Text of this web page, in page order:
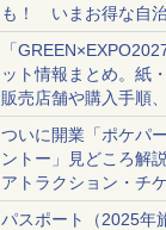
も！ いまお得な自治
め
「
ット情報まとめ。紙
販売店舗や購入手順、
ケットも解説
ついに開業「ポケパ
ントー」見どころ解
アトラクション・チケ
配・来場前に必要な
パスポート（2025年